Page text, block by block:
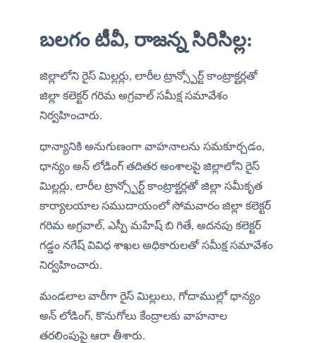
బలగం టీవీ, రాజన్న సిరిసిల్ల:
జిల్లాలోని రైస్ మిల్లర్లు, లారీల ట్రాన్స్పోర్ట్ కాంట్రాక్టర్లతో
జిల్లా కలెక్టర్ గరిమ అగ్రవాల్ సమీక్ష సమావేశం
నిర్వహించారు.
ధాన్యానికి అనుగుణంగా వాహనాలను సమకూర్చడం,
ధాన్యం అన్ లోడింగ్ తదితర అంశాలపై జిల్లాలోని రైస్
మిల్లర్లు, లారీల ట్రాన్స్పోర్ట్ కాంట్రాక్టర్లతో జిల్లా సమీకృత
కార్యాలయాల సముదాయంలో సోమవారం జిల్లా కలెక్టర్
గరిమ అగ్రవాల్, ఎస్పీ మహేష్ బి గితే, అదనపు కలెక్టర్
గడ్డం నగేష్ వివిధ శాఖల అధికారులతో సమీక్ష సమావేశం
నిర్వహించారు.
మండలాల వారీగా రైస్ మిల్లులు, గోదాముల్లో ధాన్యం
అన్ లోడింగ్, కొనుగోలు కేంద్రాలకు వాహనాల
తరలింపుపై ఆరా తీశారు.